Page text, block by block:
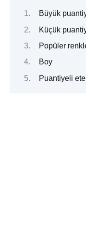
Büyük
Küçük
Popüler
Boy
Puantiyeli